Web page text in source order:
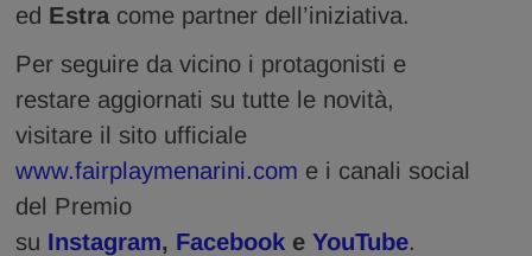
ed Estracome partner dell’iniziativa.
Per seguire da vicino i protagonisti e
restare aggiornati su tutte le novità,
visitare il sito ufficiale
www.fairplaymenarini.com e i canali social
del Premio
su Instagram, Facebooke YouTube.